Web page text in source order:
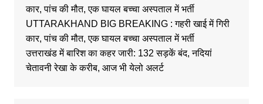
कार, पांच की मौत, एक घायल बच्चा अस्पताल में भर्ती
UTTARAKHAND BIG BREAKING : गहरी खाई में गिरी
कार, पांच की मौत, एक घायल बच्चा अस्पताल में भर्ती
उत्तराखंड में बारिश का कहर जारी: 132 सड़कें बंद, नदियां
चेतावनी रेखा के करीब, आज भी येलो अलर्ट